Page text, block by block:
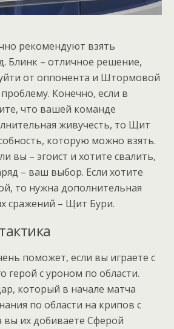
рекомендуют взять
Блинк – отличное решение,
от оппонента и Штормовой
Конечно, если в
что вашей команде
живучесть, то Щит
которую можно взять.
вы – эгоист и хотите свалить,
– ваш выбор. Если хотите
то нужна дополнительная
сражений – Щит Бури.
поможет, если вы играете с
герой с уроном по области.
который в начале матча
по области на крипов с
вы их добиваете Сферой